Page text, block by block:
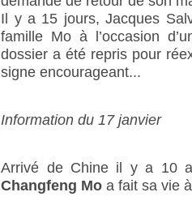
Il y a 15 jours, Jacques
famille Mo à l’occasion
dossier a été repris pour
signe encourageant...
Information du 17 janvier
Arrivé de Chine il y a 10
Changfeng Mo a fait sa vie